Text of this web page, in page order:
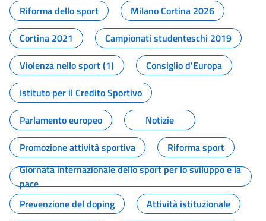
Riforma dello sport
Milano Cortina 2026
Cortina 2021
Campionati studenteschi 2019
Violenza nello sport (1)
Consiglio d'Europa
Istituto per il Credito Sportivo
Parlamento europeo
Notizie
Promozione attività sportiva
Riforma sport
Giornata internazionale dello sport per lo sviluppo e la
pace
Prevenzione del doping
Attività istituzionale